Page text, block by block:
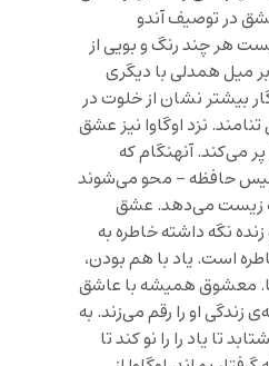
در توصیف آندو
هر چند رنگ و بویی از
میل همدلی با دیگری
بیشتر نشان از خلوت در
نزد اوگاوا نیز عشق
می‌کند. آنهنگام که
حافظه– محو می‌شوند
زیست می‌دهد. عشق
نگه داشته خاطره به
است. یاد با هم بودن،
معشوق همیشه با عاشق
زندگی او را رقم می‌زند. به
تا یاد را را نو کند تا